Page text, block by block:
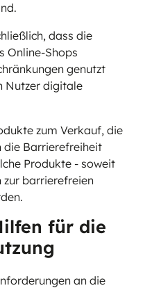
dass die
Online-Shops
genutzt
Nutzer digitale
zum Verkauf, die
die Barrierefreiheit
Produkte - soweit
barrierefreien
für die
an die